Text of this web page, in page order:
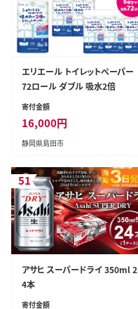
エリエール トイレットペーパー
72ロール ダブル 吸水2倍
寄付金額
16,000円
静岡県島田市
51
アサヒ スーパードライ 350ml 2
4本
寄付金額